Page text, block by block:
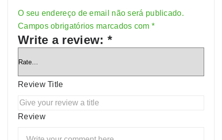
O seu endereço de email não será publicado.
Campos obrigatórios marcados com *
Write a review: *
Review Title
Review
Alternative: